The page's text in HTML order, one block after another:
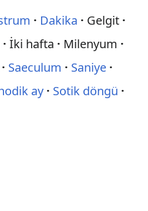
Dakika
Gelgit
İki hafta
Milenyum
Saeculum
Saniye
ay
Sotik döngü